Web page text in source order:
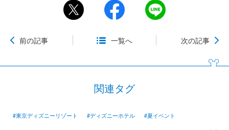
前の記事 一覧へ 次の記事
関連タグ
#東京ディズニーリゾート #ディズニーホテル #夏イベント